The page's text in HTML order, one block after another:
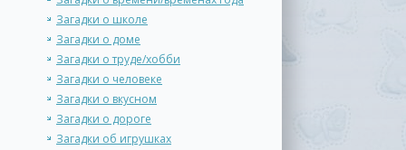
Загадки о школе
Загадки о доме
Загадки о труде/хобби
Загадки о человеке
Загадки о вкусном
Загадки о дороге
Загадки об игрушках